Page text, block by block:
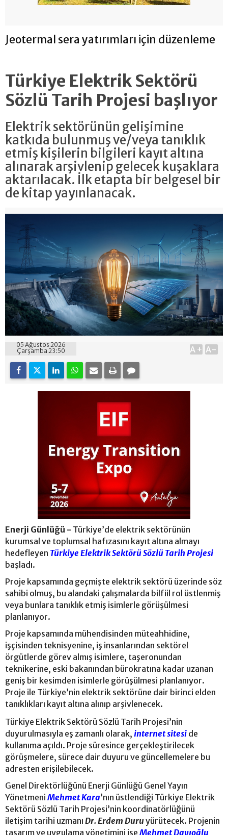
Jeotermal sera yatırımları için düzenleme
Türkiye Elektrik Sektörü
Sözlü Tarih Projesi başlıyor
Elektrik sektörünün gelişimine
katkıda bulunmuş ve/veya tanıklık
etmiş kişilerin bilgileri kayıt altına
alınarak arşivlenip gelecek kuşaklara
aktarılacak. İlk etapta bir belgesel bir
de kitap yayınlanacak.
05 Ağustos 2026
Çarşamba 23:50
A+ A-
Enerji Günlüğü - Türkiye’de elektrik sektörünün
kurumsal ve toplumsal hafızasını kayıt altına almayı
hedefleyen Türkiye Elektrik Sektörü Sözlü Tarih Projesi
başladı.
Proje kapsamında geçmişte elektrik sektörü üzerinde söz
sahibi olmuş, bu alandaki çalışmalarda bilfiil rol üstlenmiş
veya bunlara tanıklık etmiş isimlerle görüşülmesi
planlanıyor.
Proje kapsamında mühendisinden müteahhidine,
işçisinden teknisyenine, iş insanlarından sektörel
örgütlerde görev almış isimlere, taşeronundan
teknikerine, eski bakanından bürokratına kadar uzanan
geniş bir kesimden isimlerle görüşülmesi planlanıyor.
Proje ile Türkiye’nin elektrik sektörüne dair birinci elden
tanıklıkları kayıt altına alınıp arşivlenecek.
Türkiye Elektrik Sektörü Sözlü Tarih Projesi’nin
duyurulmasıyla eş zamanlı olarak, internet sitesi de
kullanıma açıldı. Proje süresince gerçekleştirilecek
görüşmelere, sürece dair duyuru ve güncellemelere bu
adresten erişilebilecek.
Genel Direktörlüğünü Enerji Günlüğü Genel Yayın
Yönetmeni Mehmet Kara’nın üstlendiği Türkiye Elektrik
Sektörü Sözlü Tarih Projesi’nin koordinatörlüğünü
iletişim tarihi uzmanı Dr. Erdem Duruyürütecek. Projenin
tasarım ve uygulama yönetimini ise Mehmet Dayıoğlu